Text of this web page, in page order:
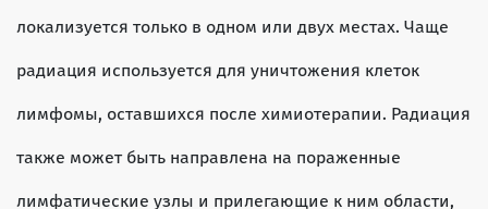
локализуется только в одном или двух местах. Чаще
радиация используется для уничтожения клеток
лимфомы, оставшихся после химиотерапии. Радиация
также может быть направлена на пораженные
лимфатические узлы и прилегающие к ним области,